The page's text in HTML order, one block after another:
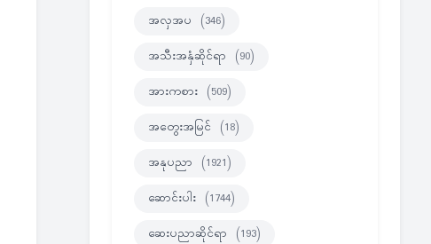
အလှအပ (346)
အသီးအနှံဆိုင်ရာ (90)
အားကစား (509)
အတွေးအမြင် (18)
အနုပညာ (1921)
ဆောင်းပါး (1744)
ဆေးပညာဆိုင်ရာ (193)